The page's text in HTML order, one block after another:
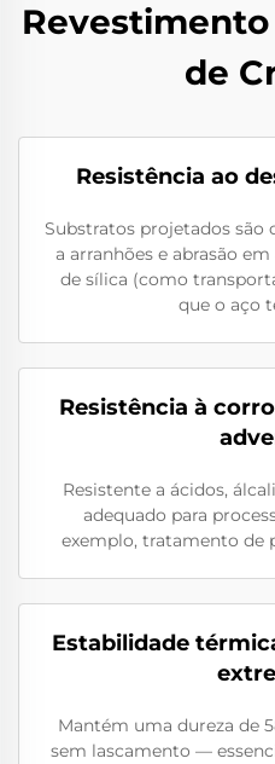
de
Resistência ao
Substratos projetados são
a arranhões e abrasão
de sílica (como
que o aço
Resistência à
Resistente a ácidos,
adequado para
exemplo, tratamento de
Estabilidade
Mantém uma dureza de
sem lascamento —